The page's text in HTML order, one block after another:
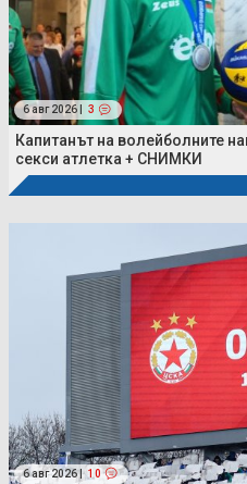
6 авг 2026 | 3
Капитанът на волейболните
секси атлетка + СНИМКИ
6 авг 2026 | 10